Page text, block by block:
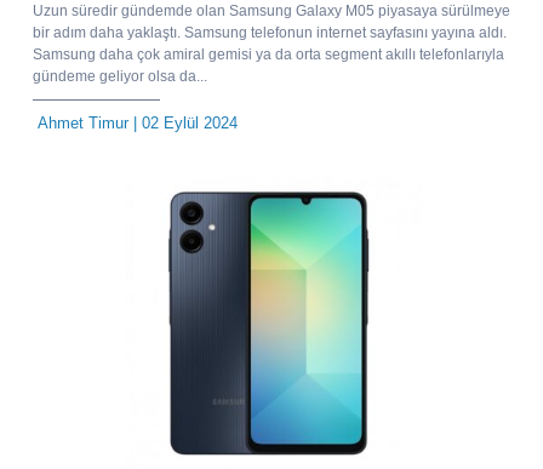
Uzun süredir gündemde olan Samsung Galaxy M05 piyasaya sürülmeye
bir adım daha yaklaştı. Samsung telefonun internet sayfasını yayına aldı.
Samsung daha çok amiral gemisi ya da orta segment akıllı telefonlarıyla
gündeme geliyor olsa da...
Ahmet Timur| 02 Eylül 2024